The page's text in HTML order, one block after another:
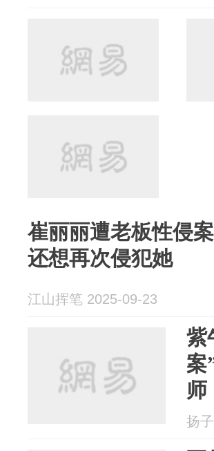
崔丽丽遭老板性侵
还想再次侵犯她
江山挥笔 2025-09-23
紫
案
师
扬